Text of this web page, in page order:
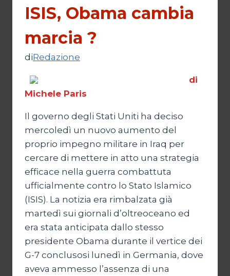
ISIS, Obama cambia
marcia ?
diRedazione
di
Michele Paris
Il governo degli Stati Uniti ha deciso
mercoledì un nuovo aumento del
proprio impegno militare in Iraq per
cercare di mettere in atto una strategia
efficace nella guerra combattuta
ufficialmente contro lo Stato Islamico
(ISIS). La notizia era rimbalzata già
martedì sui giornali d’oltreoceano ed
era stata anticipata dallo stesso
presidente Obama durante il vertice dei
G-7 conclusosi lunedì in Germania, dove
aveva ammesso l’assenza di una